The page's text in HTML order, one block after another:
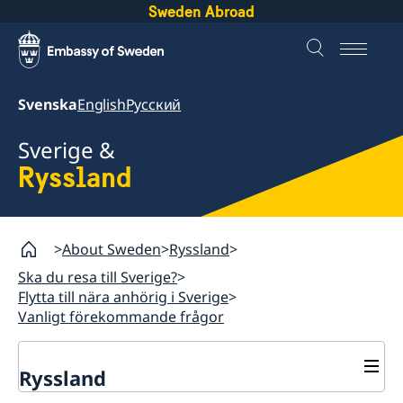
Sweden Abroad
SvenskaEnglishРусский
Sverige &
Ryssland
About Sweden Ryssland
Ska du resa till Sverige?
Flytta till nära anhörig i Sverige
Vanligt förekommande frågor
Ryssland